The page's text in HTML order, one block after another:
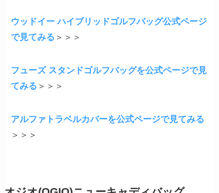
ウッドイー ハイブリッドゴルフバッグ公式ページ
で見てみる ＞＞＞
フューズ スタンドゴルフバッグを公式ページで見
てみる ＞＞＞
アルファトラベルカバーを公式ページで見てみる
＞＞＞